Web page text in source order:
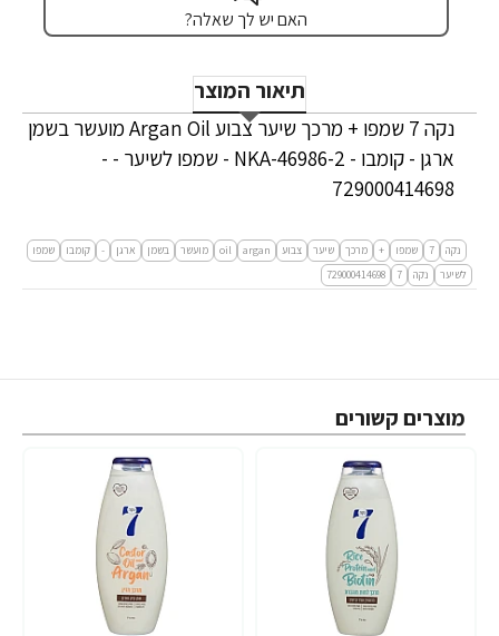
האם יש לך שאלה?
תיאור המוצר
נקה 7 שמפו + מרכך שיער צבוע Argan Oil מועשר בשמן
ארגן - קומבו - NKA-46986-2 - שמפו לשיער - -
729000414698
נקה 7 שמפו + מרכך שיער צבוע argan
oil מועשר בשמן ארגן - קומבו
שמפו
לשיער
נקה 7
729000414698
מוצרים קשורים